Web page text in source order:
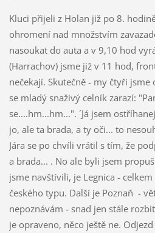
Kluci přijeli z Holan již po 8.
ohromení nad množstvím
nasoukat do auta a v 9,10 hod
(Harrachov) jsme již v 11 hod,
nečekají. Skutečně - my čtyři jsme
se mladý snaživý celník zarazí:
se....hm...hm...". ´Já jsem
jo, ale ta brada, a ty oči... to
Jára se po chvíli vrátil s tím, že
a brada... . No ale byli jsem
jsme navštívili, je Legnica -
českého typu. Další je Poznaň -
nepoznávám - snad jen stále
je opraveno, něco ještě ne.